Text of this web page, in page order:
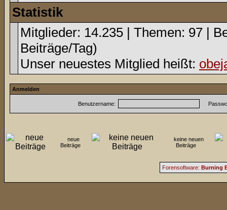
Statistik
Mitglieder: 14.235 | Themen: 97 |
Beiträge/Tag)
Unser neuestes Mitglied heißt:
Anmelden
Benutzername:
neue
Beiträge
keine neuen
Beiträge
Forensoftware: Burning